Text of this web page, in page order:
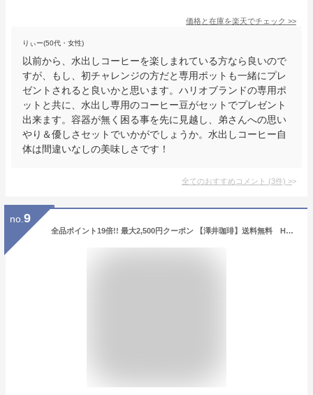
価格と在庫を楽天でチェック >>
りぃー(50代・女性)
以前から、水出しコーヒーを楽しまれている方なら良いので
すが、もし、初チャレンジの方だと専用ポットも一緒にプレ
ゼントされると良いかと思います。ハリオブランドの専用ポ
ットと共に、水出し専用のコーヒー豆がセットでプレゼント
出来ます。容器が無く困る事を先に見越し、弟さんへの思い
やり＆優しさセットでいかがでしょうか。水出しコーヒー自
体は間違いなしの美味しさです！
全てのおすすめコメント (3件) >
no. 9
全品ポイント19倍!! 最大2,500円クーポン 【澤井珈琲】送料無料 HARIO 水出し珈琲ポットセット3(1000ml/水出しコーヒー/ガラス/サーバー/ハリオ) ※冷凍便不可【キャッシュレス5%還元】 楽天スーパーSALE